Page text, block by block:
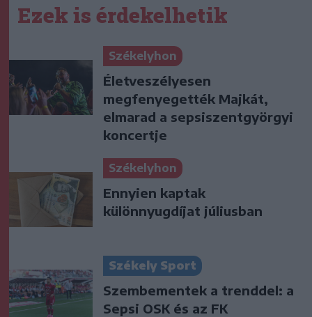
Ezek is érdekelhetik
Székelyhon
Életveszélyesen
megfenyegették Majkát,
elmarad a sepsiszentgyörgyi
koncertje
Székelyhon
Ennyien kaptak
különnyugdíjat júliusban
Székely Sport
Szembementek a trenddel: a
Sepsi OSK és az FK